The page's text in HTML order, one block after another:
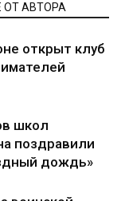
ОТ АВТОРА
открыт клуб
школ
поздравили
дождь»